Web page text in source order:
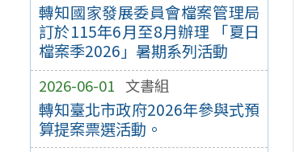
轉知國家發展委員會檔案管理局
訂於115年6月至8月辦理 「夏日
檔案季2026」暑期系列活動
2026-06-01 文書組
轉知臺北市政府2026年參與式預
算提案票選活動。